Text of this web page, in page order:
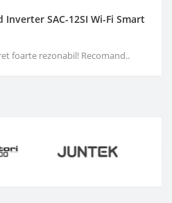
SAC-12SI Wi-Fi Smart
foarte rezonabil! Recomand..